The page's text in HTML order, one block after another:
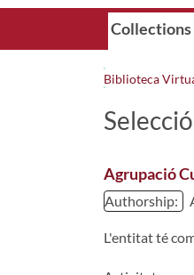
Collections
Biblioteca
Agrupació
Authorship:
L'entitat té